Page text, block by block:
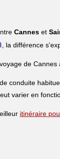
Cannes et
, la différence
de Cannes
conduite
varier en
itinéraire